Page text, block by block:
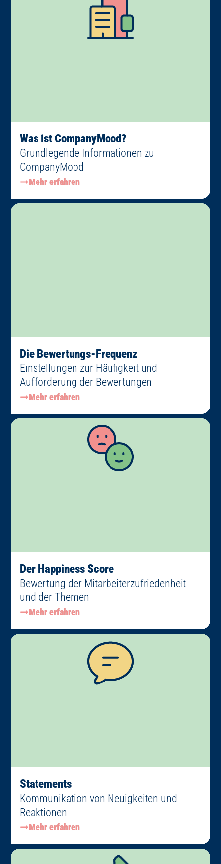
Was ist CompanyMood?
Grundlegende Informationen zu
CompanyMood
Mehr erfahren
Die Bewertungs-Frequenz
Einstellungen zur Häufigkeit und
Aufforderung der Bewertungen
Mehr erfahren
Der Happiness Score
Bewertung der Mitarbeiterzufriedenheit
und der Themen
Mehr erfahren
Statements
Kommunikation von Neuigkeiten und
Reaktionen
Mehr erfahren